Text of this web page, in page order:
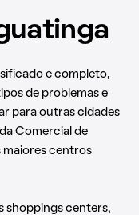
e completo,
de problemas e
para outras cidades
Comercial de
maiores centros
shoppings centers,